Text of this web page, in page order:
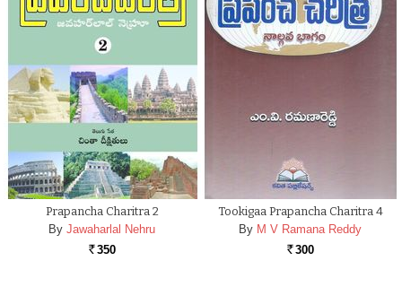
Prapancha Charitra 2
By Jawaharlal Nehru
Rs. 350
Tookigaa Prapancha Charitra 4
By M V Ramana Reddy
Rs. 300